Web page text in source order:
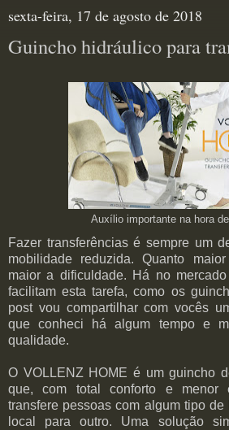
sexta-feira, 17 de agosto de 2018
Guincho hidráulico para
Auxílio importante na hora
Fazer transferências é sempre um
mobilidade reduzida. Quanto
maior a dificuldade. Há no
facilitam esta tarefa, como os
post vou compartilhar com vocês
que conheci há algum tempo e
qualidade.
O VOLLENZ HOME é um guincho
que, com total conforto e menor
transfere pessoas com algum tipo
local para outro. Uma solução